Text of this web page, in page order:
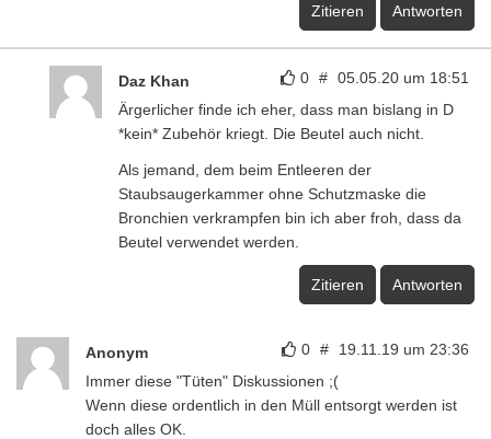
Zitieren Antworten
0 # 05.05.20 um 18:51
Daz Khan
Ärgerlicher finde ich eher, dass man bislang in D
*kein* Zubehör kriegt. Die Beutel auch nicht.
Als jemand, dem beim Entleeren der
Staubsaugerkammer ohne Schutzmaske die
Bronchien verkrampfen bin ich aber froh, dass da
Beutel verwendet werden.
Zitieren Antworten
0 # 19.11.19 um 23:36
Anonym
Immer diese "Tüten" Diskussionen ;(
Wenn diese ordentlich in den Müll entsorgt werden ist
doch alles OK.